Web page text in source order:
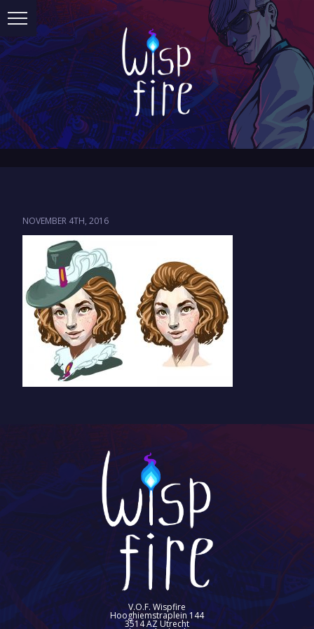
NOVEMBER 4TH, 2016
V.O.F. Wispfire
Hooghiemstraplein 144
3514 AZ Utrecht